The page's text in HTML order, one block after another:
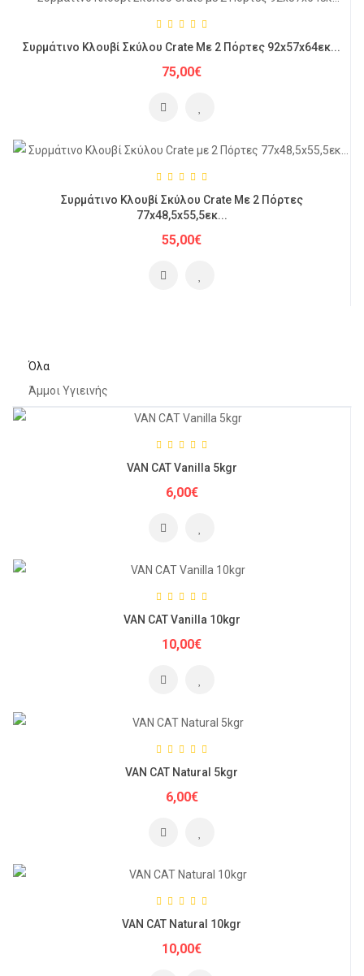
Συρμάτινο Κλουβί Σκύλου Crate Με 2 Πόρτες 92x57x64εκ...
75,00€
Συρμάτινο Κλουβί Σκύλου Crate Με 2 Πόρτες
77x48,5x55,5εκ...
55,00€
Όλα
Άμμοι Υγιεινής
VAN CAT Vanilla 5kgr
6,00€
VAN CAT Vanilla 10kgr
10,00€
VAN CAT Natural 5kgr
6,00€
VAN CAT Natural 10kgr
10,00€